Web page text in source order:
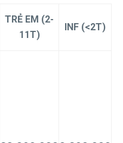
TRẺ EM (2-
11T)
INF (<2T)